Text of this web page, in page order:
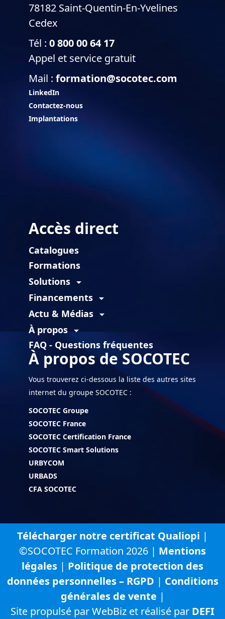
78182 Saint-Quentin-En-Yvelines
Cedex
Tél : 0 800 00 64 17
Appel et service gratuit
Mail : formation@socotec.com
LinkedIn
Contactez-nous
Implantations
Accès direct
Catalogues
Formations
Solutions arrow_drop_down
Financements arrow_drop_down
Actu & Médias arrow_drop_down
À proposarrow_drop_down
FAQ - Questions fréquentes
À propos de SOCOTEC
Vous trouverez ci-dessous la liste des autres sites
internet du groupe SOCOTEC :
SOCOTEC Groupe
SOCOTEC France
SOCOTEC Certification France
SOCOTEC Smart Solutions
URBYCOM
URBADS
CFA SOCOTEC
Télécharger notre certificat Qualiopi |
©SOCOTEC Formation 2026 | Mentions
légales | Politique de protection des
données personnelles – RGPD | Conditions
générales de vente |
Site propulsé par WebBiz et réalisé par DEFI